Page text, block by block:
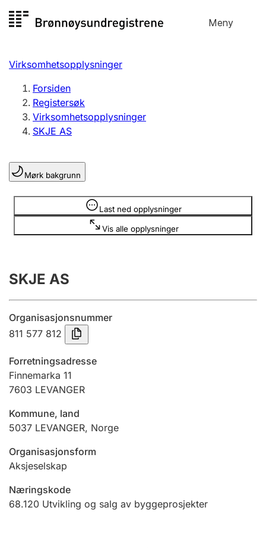
til
Meny
Registersøk
Aksjeselskap
Enkeltpersonforetak
Registrere, endre, slette
Lag og forening
Registrere, endre, slette
Årsregnskap
Innsending og forsinkelsesgebyr
Tinglysing
Jeger
Ektepaktveileder
Offentlig sektor
Virksomhetsopplysninger
Forsiden
Registersøk
Virksomhetsopplysninger
SKJE AS
Mørk bakgrunn
Last ned opplysninger
Vis alle opplysninger
Opplysninger er skjult
SKJE AS
Organisasjonsnummer
811 577 812
Forretningsadresse
Finnemarka 11
7603 LEVANGER
Kommune, land
5037 LEVANGER, Norge
Organisasjonsform
Aksjeselskap
Næringskode
68.120 Utvikling og salg av byggeprosjekter